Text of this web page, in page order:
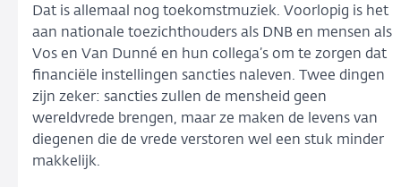
Dat is allemaal nog toekomstmuziek. Voorlopig is het
aan nationale toezichthouders als DNB en mensen als
Vos en Van Dunné en hun collega’s om te zorgen dat
financiële instellingen sancties naleven. Twee dingen
zijn zeker: sancties zullen de mensheid geen
wereldvrede brengen, maar ze maken de levens van
diegenen die de vrede verstoren wel een stuk minder
makkelijk.